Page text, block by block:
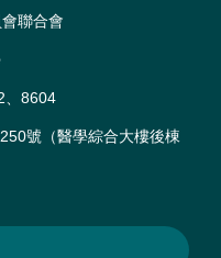
聯合會
、8604
號（醫學綜合大樓後棟